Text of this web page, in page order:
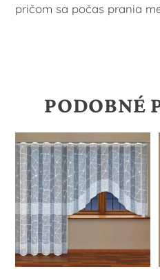
pričom sa počas prania
PODOBNÉ